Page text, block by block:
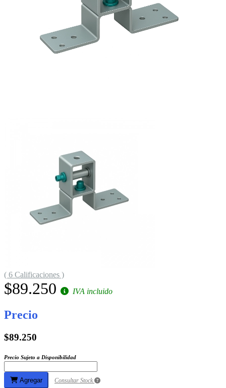
( 6 Calificaciones )
$89.250 IVA incluido
Precio
$89.250
Precio Sujeto a Disponibilidad
Agregar Consultar Stock